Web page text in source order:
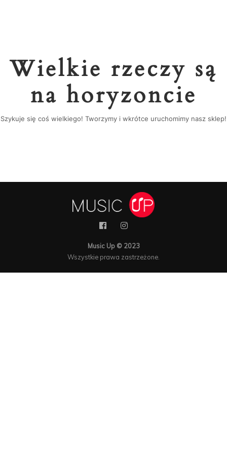
Wielkie rzeczy są
na horyzoncie
Szykuje się coś wielkiego! Tworzymy i wkrótce uruchomimy nasz sklep!
Music Up © 2023
Wszystkie prawa zastrzeżone.